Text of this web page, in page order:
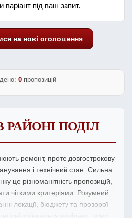
варіант під ваш запит.
на нові оголошення
0 пропозицій
РАЙОНІ ПОДІЛ
ремонт, проте довгострокову
і технічний стан. Сильна
це різноманітність пропозицій,
чіткими критеріями. Розумний
локації, бюджету та прозорої
змінюється повільно, тому